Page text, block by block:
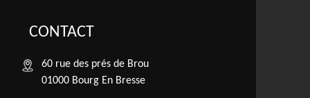
CONTACT
60 rue des prés de Brou
01000 Bourg En Bresse